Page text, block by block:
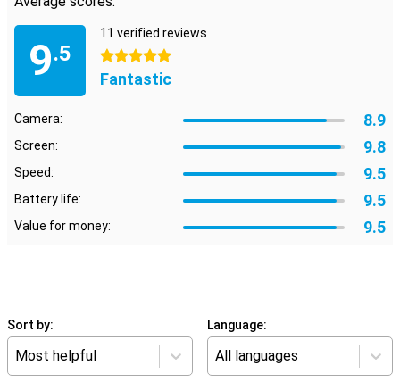
9.5
11 verified reviews
5 stars
Fantastic
Camera: 8.9
Screen: 9.8
Speed: 9.5
Battery life: 9.5
Value for money: 9.5
Sort by:
Most helpful
Language:
All languages